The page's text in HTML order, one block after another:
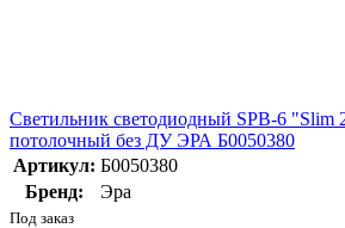
Светильник светодиодный SPB-6
потолочный без ДУ ЭРА Б0050380
Артикул: Б0050380
Бренд:
Эра
Под заказ